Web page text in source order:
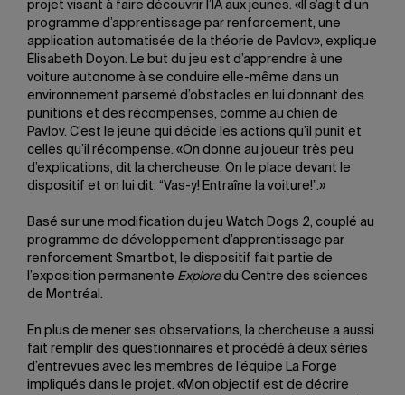
projet visant à faire découvrir l’IA aux jeunes. «Il s’agit d’un
programme d’apprentissage par renforcement, une
application automatisée de la théorie de Pavlov», explique
Élisabeth Doyon. Le but du jeu est d’apprendre à une
voiture autonome à se conduire elle-même dans un
environnement parsemé d’obstacles en lui donnant des
punitions et des récompenses, comme au chien de
Pavlov. C’est le jeune qui décide les actions qu’il punit et
celles qu’il récompense. «On donne au joueur très peu
d’explications, dit la chercheuse. On le place devant le
dispositif et on lui dit: “Vas-y! Entraîne la voiture!”.»
Basé sur une modification du jeu Watch Dogs 2, couplé au
programme de développement d’apprentissage par
renforcement Smartbot, le dispositif fait partie de
l’exposition permanente Exploredu Centre des sciences
de Montréal.
En plus de mener ses observations, la chercheuse a aussi
fait remplir des questionnaires et procédé à deux séries
d’entrevues avec les membres de l’équipe La Forge
impliqués dans le projet. «Mon objectif est de décrire